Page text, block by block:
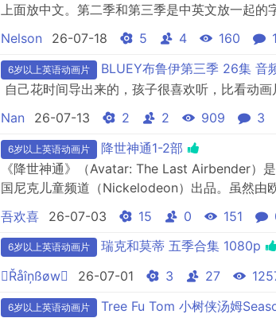
上面放中文。第二季和第三季是中英文放一起
理过了，很整齐干净，相较于网站现有的资源更
Nelson 26-07-18 5 4 160 1
6岁以上英语动画片
BLUEY布鲁伊第三季 26集 音
自己花时间导出来的，孩子很喜欢听，比看动画
Nan
26-07-13 2 2 909 3
6岁以上英语动画片
降世神通1-2部
《降世神通》（Avatar: The Last Airbender）
国尼克儿童频道（Nickelodeon）出品。虽然由
武术、道家哲学与水墨画风，被许多观众誉为“
事发生在一个由四大元素（气、水、土、火）支
的人可以通过学...
吾欢喜 26-07-03 15 0 151
6岁以上英语动画片
瑞克和莫蒂 五季合集 1080p
Řåîņßøw
26-07-01 3 27
6岁以上英语动画片
Tree Fu Tom 小树侠汤姆